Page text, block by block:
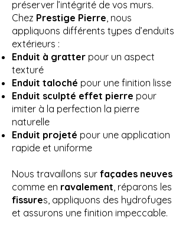
préserver l’intégrité de vos murs.
Chez Prestige Pierre, nous
appliquons différents types d’enduits
extérieurs :
Enduit à gratter pour un aspect
texturé
Enduit taloché pour une finition lisse
Enduit sculpté effet pierre pour
imiter à la perfection la pierre
naturelle
Enduit projeté pour une application
rapide et uniforme
Nous travaillons sur façades neuves
comme en ravalement, réparons les
fissures, appliquons des hydrofuges
et assurons une finition impeccable.